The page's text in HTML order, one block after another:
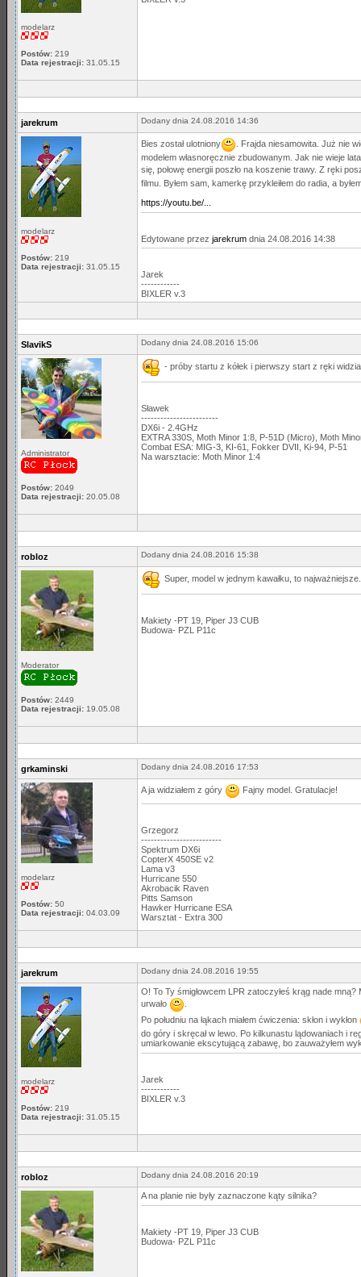
modelarz
Postów: 219
Data rejestracji: 31.05.15
jarekrum Dodany dnia 24.08.2016 14:36
modelarz
Postów: 219
Data rejestracji: 31.05.15
Bies został ulotniony
. Frajda niesamowita. Już nie
modelem własnoręcznie zbudowanym. Jak nie wieje
się, połowę energii poszło na koszenie trawy. Z ręki
filmu. Byłem sam, kamerkę przykleiłem do radia, a
https://youtu.be/...
Edytowane przez jarekrum dnia 24.08.2016 14:38
Jarek
------------
BIXLER v.3
SlavikS Dodany dnia 24.08.2016 15:06
Administrator
Postów: 2049
Data rejestracji: 20.05.08
- próby startu z kółek i pierwszy start z ręki
Sławek
------------------------
DX6i - 2.4GHz
EXTRA 330S, Moth Minor 1:8, P-51D (Micro), Moth
Combat ESA: MIG-3, KI-61, Fokker DVII, Ki-94, P-51
Na warsztacie: Moth Minor 1:4
robloz Dodany dnia 24.08.2016 15:38
Moderator
Postów: 2449
Data rejestracji: 19.05.08
Super, model w jednym kawałku, to najważniejsze.
Makiety -PT 19, Piper J3 CUB
Budowa- PZL P11c
grkaminski Dodany dnia 24.08.2016 17:53
modelarz
Postów: 50
Data rejestracji: 04.03.09
A ja widziałem z góry Fajny model. Gratulacje!
Grzegorz
-------------------------
Spektrum DX6i
CopterX 450SE v2
Lama v3
Hurricane 550
Akrobacik Raven
Pitts Samson
Hawker Hurricane ESA
Warsztat - Extra 300
jarekrum Dodany dnia 24.08.2016 19:55
modelarz
Postów: 219
Data rejestracji: 31.05.15
O! To Ty śmigłowcem LPR zatoczyłeś krąg nade
urwało
Po południu na łąkach miałem ćwiczenia: skłon i wykłon
do góry i skręcał w lewo. Po kilkunastu lądowaniach i
umiarkowanie ekscytującą zabawę, bo zauważyłem
Jarek
------------
BIXLER v.3
robloz Dodany dnia 24.08.2016 20:19
A na planie nie były zaznaczone kąty silnika?
Makiety -PT 19, Piper J3 CUB
Budowa- PZL P11c